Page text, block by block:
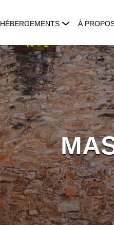
HÉBERGEMENTS À